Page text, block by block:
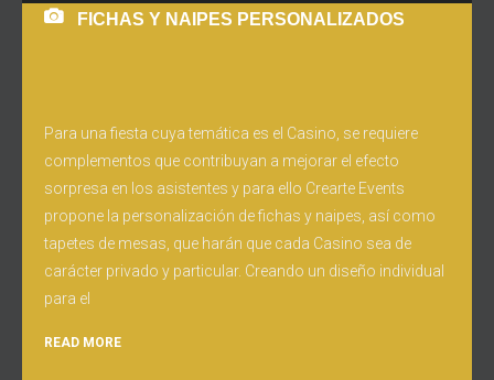
FICHAS Y NAIPES PERSONALIZADOS
Para una fiesta cuya temática es el Casino, se requiere
complementos que contribuyan a mejorar el efecto
sorpresa en los asistentes y para ello Crearte Events
propone la personalización de fichas y naipes, así como
tapetes de mesas, que harán que cada Casino sea de
carácter privado y particular. Creando un diseño individual
para el
READ MORE